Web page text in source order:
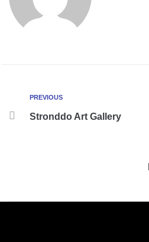
PREVIOUS
Stronddo Art Gallery